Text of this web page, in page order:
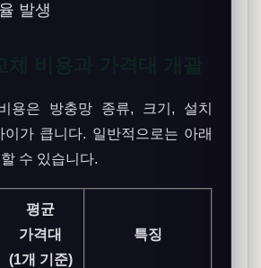
발생
용은 방충망 종류, 크기, 설치
가 큽니다. 일반적으로는 아래
수 있습니다.
평균
가격대
(1개 기준)
특징